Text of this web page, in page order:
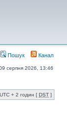
Пошук Канал
серпня 2026, 13:46
+ 2 годин [ DST ]